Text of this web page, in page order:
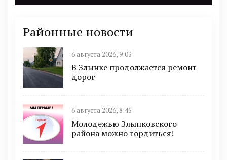
Районные новости
6 августа 2026, 9:03
В Злынке продолжается ремонт
дорог
6 августа 2026, 8:45
Молодежью Злынковского
района можно гордиться!